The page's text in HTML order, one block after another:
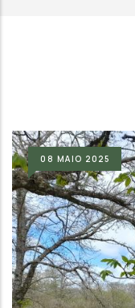
08 MAIO 2025